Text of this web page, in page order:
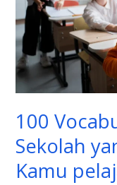
100
Sekolah
Kamu
Penting
Untuk
Kamu
pelajari